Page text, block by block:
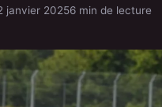
janvier 20256 min de lecture